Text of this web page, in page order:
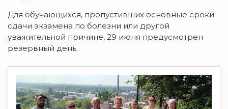
Для обучающихся, пропустивших основные сроки
сдачи экзамена по болезни или другой
уважительной причине, 29 июня предусмотрен
резервный день.